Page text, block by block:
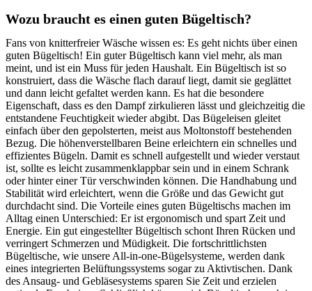
Wozu braucht es einen guten Bügeltisch?
Fans von knitterfreier Wäsche wissen es: Es geht nichts über einen
guten Bügeltisch! Ein guter Bügeltisch kann viel mehr, als man
meint, und ist ein Muss für jeden Haushalt. Ein Bügeltisch ist so
konstruiert, dass die Wäsche flach darauf liegt, damit sie geglättet
und dann leicht gefaltet werden kann. Es hat die besondere
Eigenschaft, dass es den Dampf zirkulieren lässt und gleichzeitig die
entstandene Feuchtigkeit wieder abgibt. Das Bügeleisen gleitet
einfach über den gepolsterten, meist aus Moltonstoff bestehenden
Bezug. Die höhenverstellbaren Beine erleichtern ein schnelles und
effizientes Bügeln. Damit es schnell aufgestellt und wieder verstaut
ist, sollte es leicht zusammenklappbar sein und in einem Schrank
oder hinter einer Tür verschwinden können. Die Handhabung und
Stabilität wird erleichtert, wenn die Größe und das Gewicht gut
durchdacht sind. Die Vorteile eines guten Bügeltischs machen im
Alltag einen Unterschied: Er ist ergonomisch und spart Zeit und
Energie. Ein gut eingestellter Bügeltisch schont Ihren Rücken und
verringert Schmerzen und Müdigkeit. Die fortschrittlichsten
Bügeltische, wie unsere All-in-one-Bügelsysteme, werden dank
eines integrierten Belüftungssystems sogar zu Aktivtischen. Dank
des Ansaug- und Gebläsesystems sparen Sie Zeit und erzielen